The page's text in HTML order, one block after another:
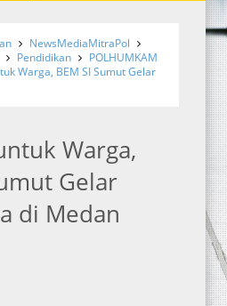
NewsMediaMitraPol
Pendidikan
POLHUMKAM
Warga, BEM SI Sumut Gelar
Warga,
Gelar
di Medan